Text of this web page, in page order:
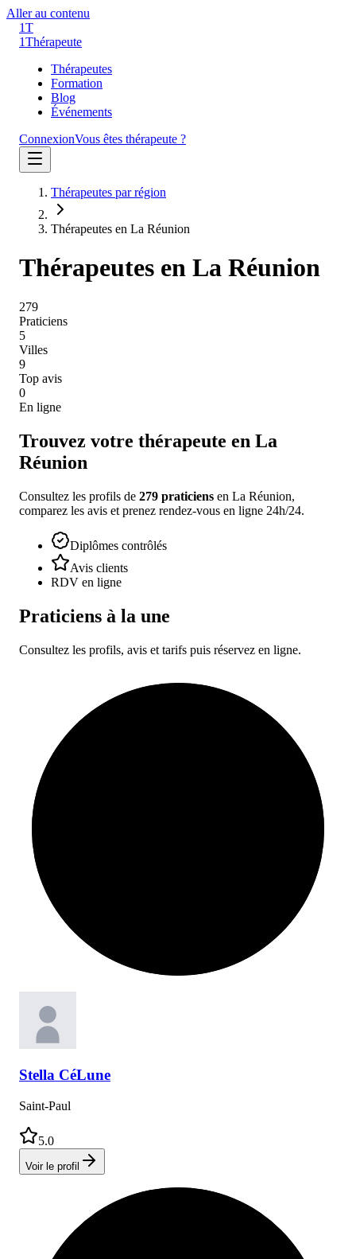
Aller au contenu
1T
1Thérapeute
Thérapeutes
Formation
Blog
Événements
ConnexionVous êtes thérapeute ?
Thérapeutes par région
Thérapeutes en La Réunion
Thérapeutes en La Réunion
279
Praticiens
5
Villes
9
Top avis
0
En ligne
Trouvez votre thérapeute en La
Réunion
Consultez les profils de 279 praticiens en La Réunion,
comparez les avis et prenez rendez-vous en ligne 24h/24.
Diplômes contrôlés
Avis clients
RDV en ligne
Praticiens à la une
Consultez les profils, avis et tarifs puis réservez en ligne.
Stella CéLune
Saint-Paul
5.0
Voir le profil